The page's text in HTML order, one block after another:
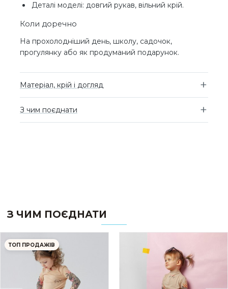
Деталі моделі: довгий рукав, вільний крій.
Коли доречно
На прохолодніший день, школу, садочок,
прогулянку або як продуманий подарунок.
Матеріал, крій і догляд
З чим поєднати
З ЧИМ ПОЄДНАТИ
ТОП ПРОДАЖІВ